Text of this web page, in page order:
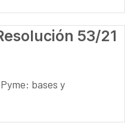
53/21
bases y